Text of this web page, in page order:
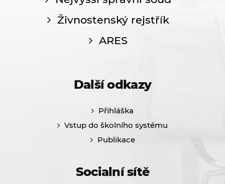
Živnostenský rejstřík
ARES
Další odkazy
Přihláška
Vstup do školního systému
Publikace
Socialní sítě